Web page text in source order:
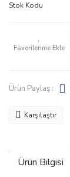
Stok Kodu
Ürün Paylaş :
Karşılaştır
Ürün Bilgisi